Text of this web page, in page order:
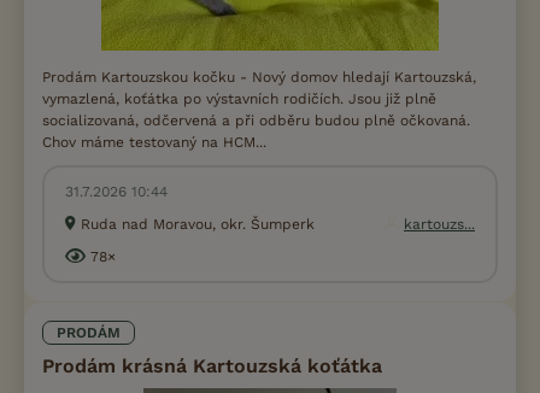
Prodám Kartouzskou kočku - Nový domov hledají Kartouzská,
vymazlená, koťátka po výstavních rodičích. Jsou již plně
socializovaná, odčervená a při odběru budou plně očkovaná.
Chov máme testovaný na HCM...
31.7.2026 10:44
Ruda nad Moravou, okr. Šumperk
kartouzs...
78×
PRODÁM
Prodám krásná Kartouzská koťátka